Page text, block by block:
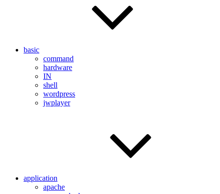
basic
command
hardware
IN
shell
wordpress
jwplayer
application
apache